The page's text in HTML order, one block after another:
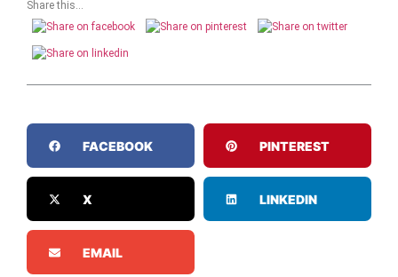
Share this...
FACEBOOK PINTEREST
X LINKEDIN
EMAIL